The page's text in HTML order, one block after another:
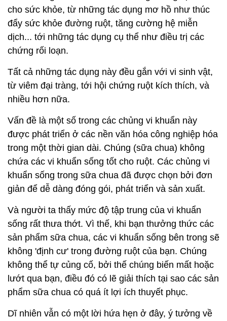
cho sức khỏe, từ những tác dụng mơ hồ như thúc
đẩy sức khỏe đường ruột, tăng cường hệ miễn
dịch... tới những tác dụng cụ thể như điều trị các
chứng rối loạn.
Tất cả những tác dụng này đều gắn với vi sinh vật,
từ viêm đại tràng, tới hội chứng ruột kích thích, và
nhiều hơn nữa.
Vấn đề là một số trong các chủng vi khuẩn này
được phát triển ở các nền văn hóa công nghiệp hóa
trong một thời gian dài. Chúng (sữa chua) không
chứa các vi khuẩn sống tốt cho ruột. Các chủng vi
khuẩn sống trong sữa chua đã được chọn bởi đơn
giản để dễ dàng đóng gói, phát triển và sản xuất.
Và người ta thấy mức độ tập trung của vi khuẩn
sống rất thưa thớt. Vì thế, khi bạn thưởng thức các
sản phẩm sữa chua, các vi khuẩn sống bên trong sẽ
không 'định cư' trong đường ruột của bạn. Chúng
không thể tự củng cố, bởi thế chúng biến mất hoặc
lướt qua bạn, điều đó có lẽ giải thích tại sao các sản
phẩm sữa chua có quá ít lợi ích thuyết phục.
Dĩ nhiên vẫn có một lời hứa hẹn ở đây, ý tưởng về